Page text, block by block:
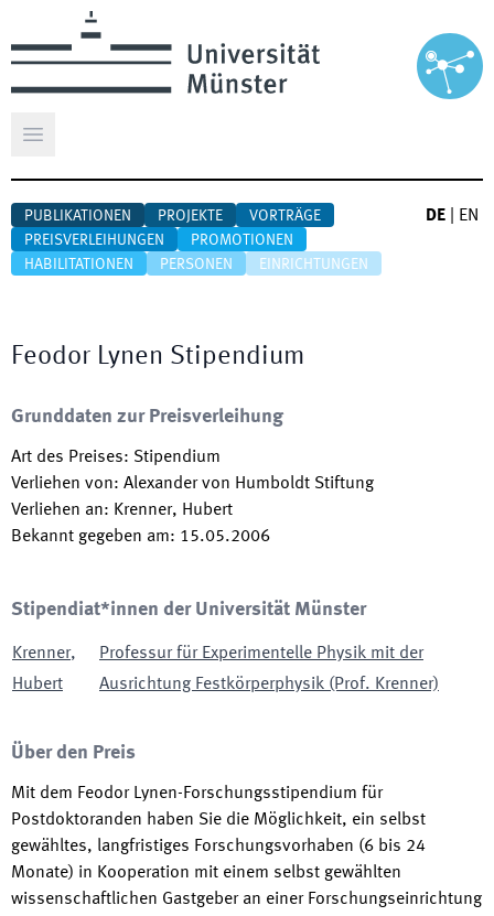
Hauptmenü öffnen
PUBLIKATIONEN PROJEKTE
VORTRÄGE
PREISVERLEIHUNGEN
PROMOTIONEN
HABILITATIONEN
PERSONEN EINRICHTUNGEN
DE EN
Feodor Lynen Stipendium
Grunddaten zur Preisverleihung
Art des Preises: Stipendium
Verliehen von: Alexander von Humboldt Stiftung
Verliehen an: Krenner, Hubert
Bekannt gegeben am: 15.05.2006
Stipendiat*innen der Universität Münster
Krenner,
Hubert
Professur für Experimentelle Physik mit der
Ausrichtung Festkörperphysik (Prof. Krenner)
Über den Preis
Mit dem Feodor Lynen-Forschungsstipendium für
Postdoktoranden haben Sie die Möglichkeit, ein selbst
gewähltes, langfristiges Forschungsvorhaben (6 bis 24
Monate) in Kooperation mit einem selbst gewählten
wissenschaftlichen Gastgeber an einer Forschungseinrichtung